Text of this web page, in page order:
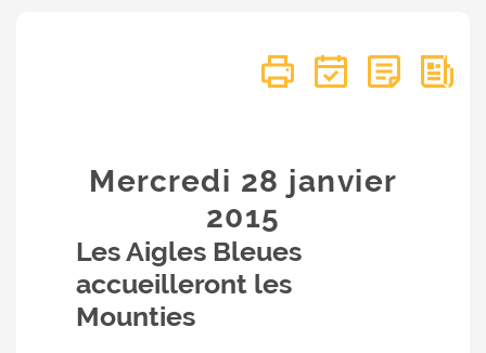
Mercredi 28 janvier
2015
Les Aigles Bleues
accueilleront les
Mounties